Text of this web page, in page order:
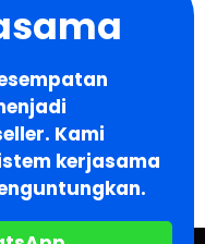
Kami
kerjasama